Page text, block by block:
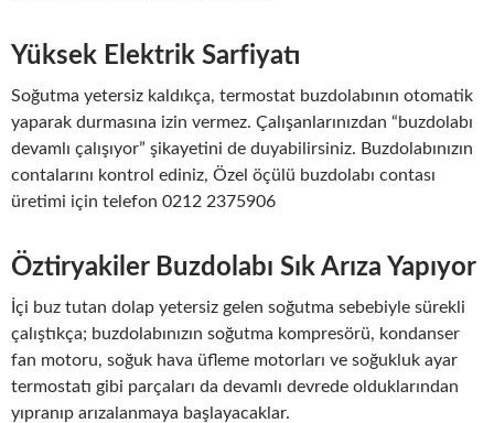
Yüksek Elektrik Sarfiyatı
Soğutma yetersiz kaldıkça, termostat buzdolabının otomatik
yaparak durmasına izin vermez. Çalışanlarınızdan “buzdolabı
devamlı çalışıyor” şikayetini de duyabilirsiniz. Buzdolabınızın
contalarını kontrol ediniz, Özel öçülü buzdolabı contası
üretimi için telefon 0212 2375906
Öztiryakiler Buzdolabı Sık Arıza Yapıyor
İçi buz tutan dolap yetersiz gelen soğutma sebebiyle sürekli
çalıştıkça; buzdolabınızın soğutma kompresörü, kondanser
fan motoru, soğuk hava üfleme motorları ve soğukluk ayar
termostatı gibi parçaları da devamlı devrede olduklarından
yıpranıp arızalanmaya başlayacaklar.